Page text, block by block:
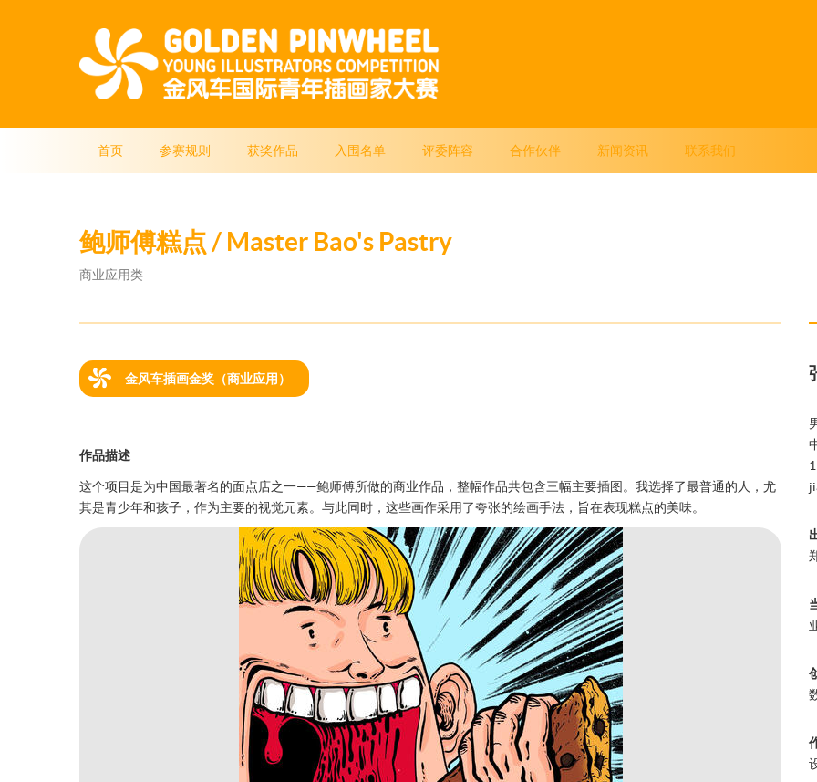
首页 参赛规则 获奖作品 入围名单 评委阵容 合作伙伴 新闻资讯 联系我们
鲍师傅糕点 / Master Bao's Pastry
商业应用类
金风车插画金奖（商业应用）
作品描述
这个项目是为中国最著名的面点店之一——鲍师傅所做的商业作品，整幅作品共包含三幅主要插图。我选择了最普通的人，尤
其是青少年和孩子，作为主要的视觉元素。与此同时，这些画作采用了夸张的绘画手法，旨在表现糕点的美味。